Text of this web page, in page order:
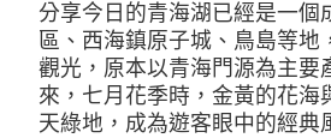
分享今日的青海湖已經是一個
區、西海鎮原子城、鳥島等
觀光，原本以青海門源為主要
來，七月花季時，金黃的花
天綠地，成為遊客眼中的經